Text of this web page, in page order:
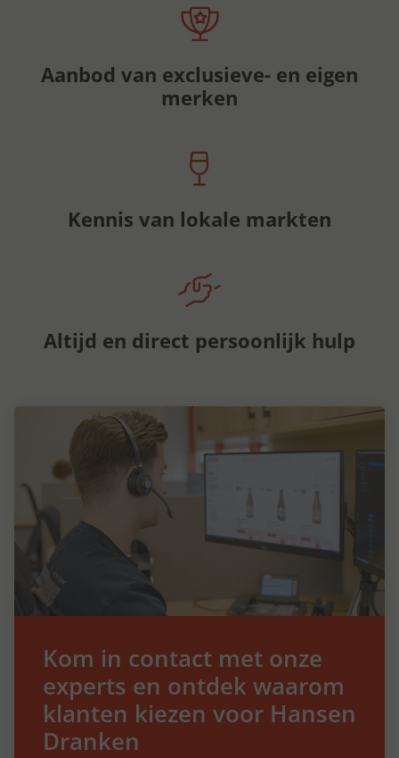
Aanbod van exclusieve- en eigen
merken
Kennis van lokale markten
Altijd en direct persoonlijk hulp
Kom in contact met onze
experts en ontdek waarom
klanten kiezen voor Hansen
Dranken